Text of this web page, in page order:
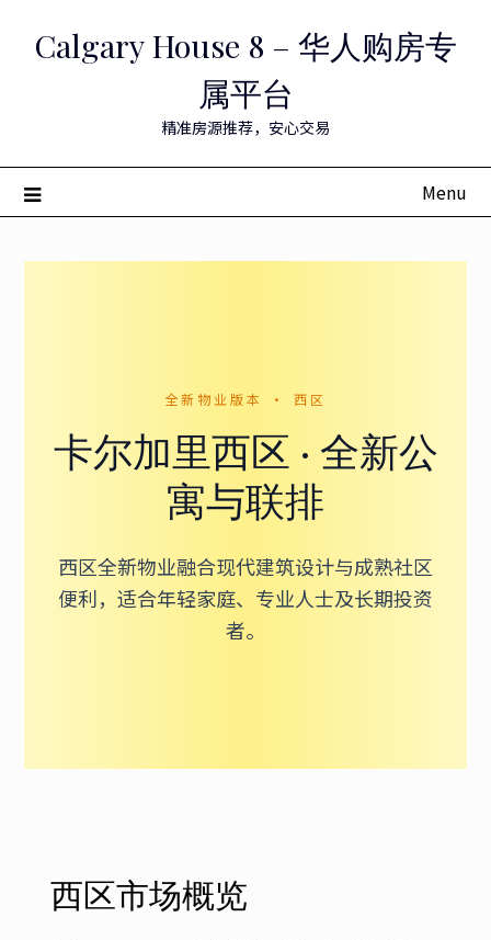
contentCalgary House 8 – 华人购房专
属平台
精准房源推荐，安心交易
Menu
全新物业版本 · 西区
卡尔加里西区 · 全新公
寓与联排
西区全新物业融合现代建筑设计与成熟社区
便利，适合年轻家庭、专业人士及长期投资
者。
西区市场概览